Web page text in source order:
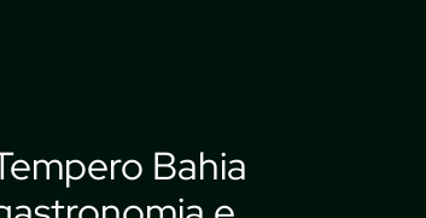
Bahia